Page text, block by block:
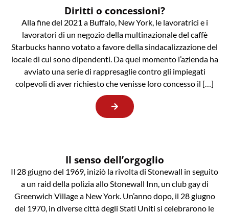
Diritti o concessioni?
Alla fine del 2021 a Buffalo, New York, le lavoratrici e i
lavoratori di un negozio della multinazionale del caffè
Starbucks hanno votato a favore della sindacalizzazione del
locale di cui sono dipendenti. Da quel momento l’azienda ha
avviato una serie di rappresaglie contro gli impiegati
colpevoli di aver richiesto che venisse loro concesso il […]
Il senso dell’orgoglio
Il 28 giugno del 1969, iniziò la rivolta di Stonewall in seguito
a un raid della polizia allo Stonewall Inn, un club gay di
Greenwich Village a New York. Un’anno dopo, il 28 giugno
del 1970, in diverse città degli Stati Uniti si celebrarono le